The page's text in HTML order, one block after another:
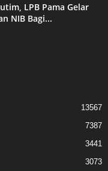
LPB Pama Gelar
NIB Bagi...
13567
7387
3441
3073